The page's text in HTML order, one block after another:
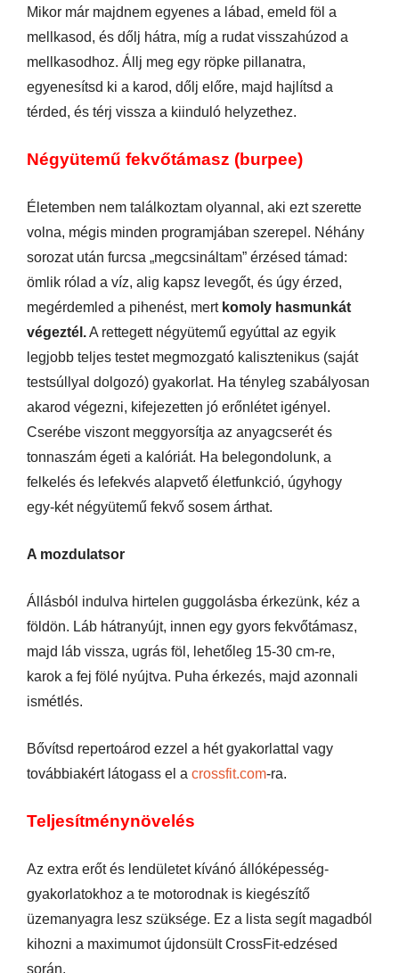
Mikor már majdnem egyenes a lábad, emeld föl a
mellkasod, és dőlj hátra, míg a rudat visszahúzod a
mellkasodhoz. Állj meg egy röpke pillanatra,
egyenesítsd ki a karod, dőlj előre, majd hajlítsd a
térded, és térj vissza a kiinduló helyzethez.
Négyütemű fekvőtámasz (burpee)
Életemben nem találkoztam olyannal, aki ezt szerette
volna, mégis minden programjában szerepel. Néhány
sorozat után furcsa „megcsináltam” érzésed támad:
ömlik rólad a víz, alig kapsz levegőt, és úgy érzed,
megérdemled a pihenést, mert komoly hasmunkát
végeztél.A rettegett négyütemű egyúttal az egyik
legjobb teljes testet megmozgató kalisztenikus (saját
testsúllyal dolgozó) gyakorlat. Ha tényleg szabályosan
akarod végezni, kifejezetten jó erőnlétet igényel.
Cserébe viszont meggyorsítja az anyagcserét és
tonnaszám égeti a kalóriát. Ha belegondolunk, a
felkelés és lefekvés alapvető életfunkció, úgyhogy
egy-két négyütemű fekvő sosem árthat.
A mozdulatsor
Állásból indulva hirtelen guggolásba érkezünk, kéz a
földön. Láb hátranyújt, innen egy gyors fekvőtámasz,
majd láb vissza, ugrás föl, lehetőleg 15-30 cm-re,
karok a fej fölé nyújtva. Puha érkezés, majd azonnali
ismétlés.
Bővítsd repertoárod ezzel a hét gyakorlattal vagy
továbbiakért látogass el a crossfit.com-ra.
Teljesítménynövelés
Az extra erőt és lendületet kívánó állóképesség-
gyakorlatokhoz a te motorodnak is kiegészítő
üzemanyagra lesz szüksége. Ez a lista segít magadból
kihozni a maximumot újdonsült CrossFit-edzésed
során.